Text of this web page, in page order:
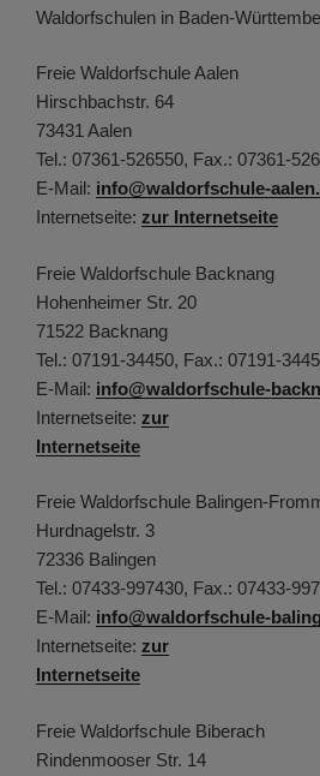
Waldorfschulen in Baden-
Freie Waldorfschule Aalen
Hirschbachstr. 64
73431 Aalen
Tel.: 07361-526550, Fax.: 07361-
E-Mail: info@waldorfschule-
Internetseite: zur Internetseite
Freie Waldorfschule Backnang
Hohenheimer Str. 20
71522 Backnang
Tel.: 07191-34450, Fax.: 07191-
E-Mail: info@waldorfschule-
Internetseite: zur
Internetseite
Freie Waldorfschule Balingen-
Hurdnagelstr. 3
72336 Balingen
Tel.: 07433-997430, Fax.: 07433-
E-Mail: info@waldorfschule-
Internetseite: zur
Internetseite
Freie Waldorfschule Biberach
Rindenmooser Str. 14